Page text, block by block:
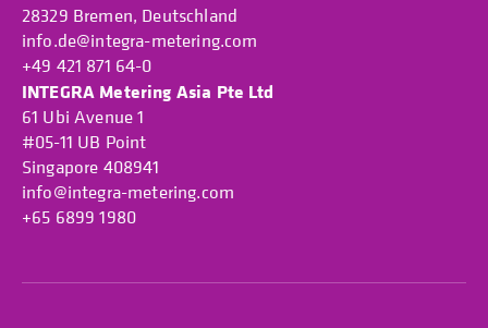
28329 Bremen, Deutschland
info.de@integra-metering.com
+49 421 871 64-0
INTEGRA Metering Asia Pte Ltd
61 Ubi Avenue 1
#05-11 UB Point
Singapore 408941
info@integra-metering.com
+65 6899 1980